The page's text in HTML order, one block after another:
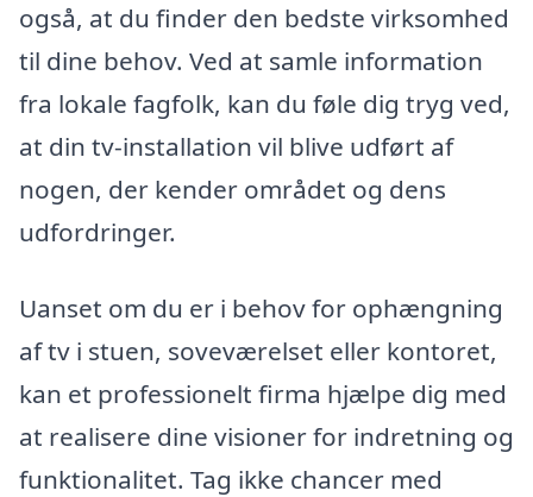
også, at du finder den bedste virksomhed
til dine behov. Ved at samle information
fra lokale fagfolk, kan du føle dig tryg ved,
at din tv-installation vil blive udført af
nogen, der kender området og dens
udfordringer.
Uanset om du er i behov for ophængning
af tv i stuen, soveværelset eller kontoret,
kan et professionelt firma hjælpe dig med
at realisere dine visioner for indretning og
funktionalitet. Tag ikke chancer med